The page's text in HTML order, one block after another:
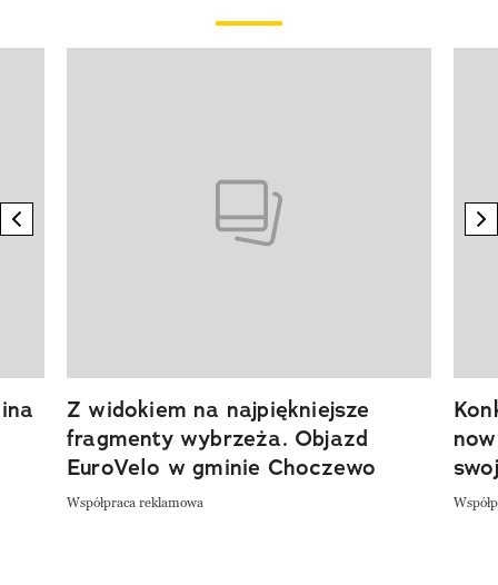
previous element
Z widokiem na najpiękniejsze
fragmenty wybrzeża. Objazd
EuroVelo w gminie Choczewo
Współpraca reklamowa